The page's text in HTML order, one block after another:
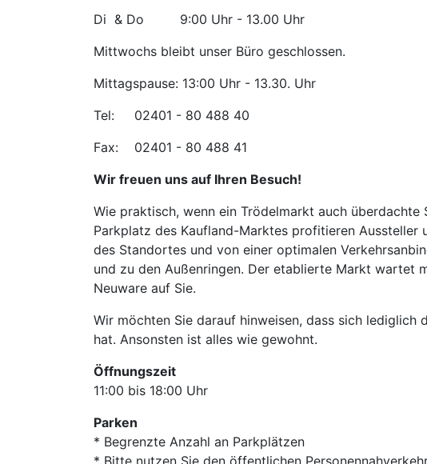
Di & Do 9:00 Uhr - 13.00 Uhr
Mittwochs bleibt unser Büro geschlossen.
Mittagspause: 13:00 Uhr - 13.30. Uhr
Tel: 02401 - 80 488 40
Fax: 02401 - 80 488 41
Wir freuen uns auf Ihren Besuch!
Wie praktisch, wenn ein Trödelmarkt auch
Parkplatz des Kaufland-Marktes profitieren Aussteller
des Standortes und von einer optimalen
und zu den Außenringen. Der etablierte Markt wartet
Neuware auf Sie.
Wir möchten Sie darauf hinweisen, dass sich lediglich
hat. Ansonsten ist alles wie gewohnt.
Öffnungszeit
11:00 bis 18:00 Uhr
Parken
* Begrenzte Anzahl an Parkplätzen
* Bitte nutzen Sie den öffentlichen